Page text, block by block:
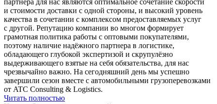
и стоимости доставки с одной стороны, и высокий уровень
качества в сочетании с комплексом предоставляемых услуг
с другой. Репутацию компании во многом формирует
грамотная политика работы с оптовыми покупателями,
поэтому наличие надёжного партнера в логистике,
обладающего глубокой экспертизой и скрупулёзно
выдерживающего взятые на себя обязательства, для нас
чрезвычайно важно. На сегодняшний день мы успешно
завершили сезон вместе с автомобильными грузоперевозками
от ATC Consulting & Logistics.
Читать полностью